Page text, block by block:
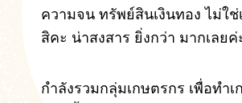
ความจน ทรัพย์สินเงินทอง ไม่ใ
สิคะ น่าสงสาร ยิ่งกว่า มากเลยค่
กำลังรวมกลุ่มเกษตรกร เพื่อทำ